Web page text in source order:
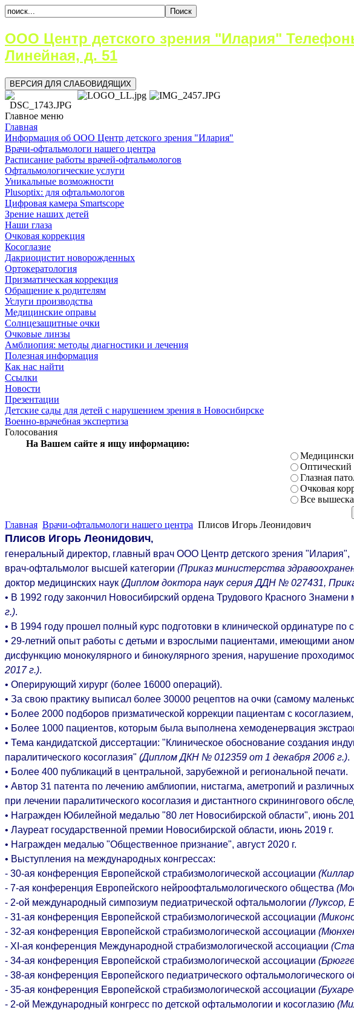
ООО Центр детского зрения "Илария"
Линейная, д. 51
ВЕРСИЯ ДЛЯ СЛАБОВИДЯЩИХ
Главное меню
Главная
Информация об ООО Центр детского зрения "Илария"
Врачи-офтальмологи нашего центра
Расписание работы врачей-офтальмологов
Офтальмологические услуги
Уникальные возможности
Plusoptix: для офтальмологов
Цифровая камера Smartscope
Зрение наших детей
Наши глаза
Очковая коррекция
Косоглазие
Дакриоцистит новорожденных
Ортокератология
Призматическая коррекция
Обращение к родителям
Услуги производства
Медицинские оправы
Солнцезащитные очки
Очковые линзы
Амблиопия: методы диагностики и лечения
Полезная информация
Как нас найти
Ссылки
Новости
Презентации
Детские сады для детей с нарушением зрения в Новосибирске
Военно-врачебная экспертиза
Голосования
На Вашем сайте я ищу информацию:
Оптический
Глазная
Очковая
Все
Главная Врачи-офтальмологи нашего центра Плисов Игорь Леонидович
Плисов Игорь Леонидович,
генеральный директор, главный врач ООО Центр детского зрения "Илария",
врач-офтальмолог высшей категории (Приказ министерства
доктор медицинских наук (Диплом доктора наук серия ДДН № 027431,
• В 1992 году закончил Новосибирский ордена Трудового Красного
г.).
• В 1994 году прошел полный курс подготовки в клинической ординатуре по
• 29-летний опыт работы с детьми и взрослыми пациентами, имеющими
дисфункцию монокулярного и бинокулярного зрения, нарушение
2017 г.).
• Оперирующий хирург (более 16000 операций).
• За свою практику выписал более 30000 рецептов на очки (самому
• Более 2000 подборов призматической коррекции пациентам с
• Более 1000 пациентов, которым была выполнена хемоденервация
• Тема кандидатской диссертации: "Клиническое обоснование создания
паралитического косоглазия" (Диплом ДКН № 012359 от 1 декабря 2006 г.).
• Более 400 публикаций в центральной, зарубежной и региональной печати.
• Автор 31 патента по лечению амблиопии, нистагма, аметропий и
при лечении паралитического косоглазия и дистантного скринингового
• Награжден Юбилейной медалью "80 лет Новосибирской области", июнь
• Лауреат государственной премии Новосибирской области, июнь 2019 г.
• Награжден медалью "Общественное признание", август 2020 г.
• Выступления на международных конгрессах:
- 30-ая конференция Европейской страбизмологической ассоциации
- 7-ая конференция Европейского нейроофтальмологического общества
- 2-ой международный симпозиум педиатрической офтальмологии (Луксор,
- 31-ая конференция Европейской страбизмологической ассоциации
- 32-ая конференция Европейской страбизмологической ассоциации
- XI-ая конференция Международной страбизмологической ассоциации
- 34-ая конференция Европейской страбизмологической ассоциации
- 38-ая конференция Европейского педиатрического офтальмологического
- 35-ая конференция Европейской страбизмологической ассоциации
- 2-ой Международный конгресс по детской офтальмологии и косоглазию